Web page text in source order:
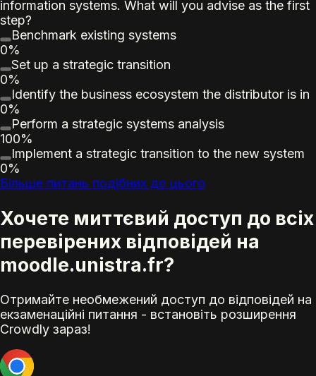
information systems. What will you advise as the first
step?
Benchmark existing systems
0%
Set up a strategic transition
0%
Identify the business ecosystem the distributor is in
0%
Perform a strategic systems analysis
100%
Implement a strategic transition to the new system
0%
Більше питань подібних до цього
Хочете миттєвий доступ до всіх
перевірених відповідей на
moodle.unistra.fr?
Отримайте необмежений доступ до відповідей на
екзаменаційні питання - встановіть розширення
Crowdly зараз!